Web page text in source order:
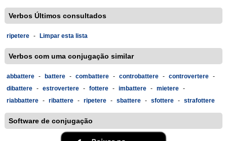
Verbos Últimos consultados
ripetere - Limpar esta lista
Verbos com uma conjugação similar
abbattere - battere - combattere - controbattere - controvertere -
dibattere - estrovertere - fottere - imbattere - mietere -
riabbattere - ribattere - ripetere - sbattere - sfottere - strafottere
Software de conjugação